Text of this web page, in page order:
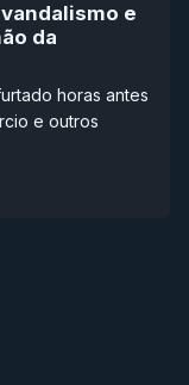
e
da
horas antes
e outros